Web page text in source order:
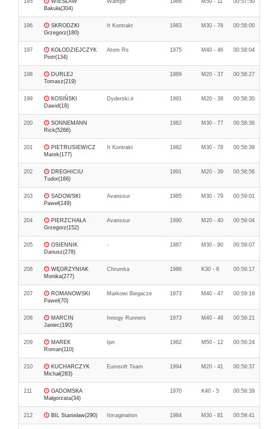
195
WIESŁAW
Bakuła(304)
Wampir 1968 M50 - 11 00:57:50
196
SKRODZKI
Grzegorz(180)
It Kontrakt 1983 M30 - 76 00:58:00
197
KOŁODZIEJCZYK
Piotr(134)
Atom Rs 1975 M40 - 46 00:58:04
198
DURLEJ
Tomasz(219)
1989 M20 - 37 00:58:27
199
KOSIŃSKI
Dawid(18)
Dyderski.it 1991 M20 - 38 00:58:30
200
SONNEMANN
Rick(5266)
1982 M30 - 77 00:58:36
201
PIETRUSIEWICZ
Marek(177)
It Kontrakt 1982 M30 - 78 00:58:39
202
DREGHICIU
Tudor(166)
1991 M20 - 39 00:58:56
203
SADOWSKI
Paweł(149)
Avanssur 1985 M30 - 79 00:59:01
204
PIERZCHAŁA
Grzegorz(152)
Avanssur 1990 M20 - 40 00:59:04
205
OSIENNIK
Dariusz(278)
- 1987 M30 - 80 00:59:07
206
WĘGRZYNIAK
Monika(277)
Chrumka 1986 K30 - 8 00:59:17
207
ROMANOWSKI
Paweł(70)
Markowi Biegacze 1973 M40 - 47 00:59:19
208
MARCIN
Janiec(190)
Innogy Runners 1973 M40 - 48 00:59:21
209
MAREK
Roman(110)
Ipn 1962 M50 - 12 00:59:24
210
KUCHARCZYK
Michał(283)
Eurosoft Team 1994 M20 - 41 00:59:37
211
GADOMSKA
Małgorzata(34)
1970 K40 - 5 00:59:39
212 BIL Stanisław(290) Itmagination 1984 M30 - 81 00:59:41